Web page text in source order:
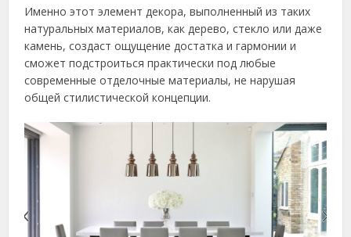
Именно этот элемент декора, выполненный из таких
натуральных материалов, как дерево, стекло или даже
камень, создаст ощущение достатка и гармонии и
сможет подстроиться практически под любые
современные отделочные материалы, не нарушая
общей стилистической концепции.